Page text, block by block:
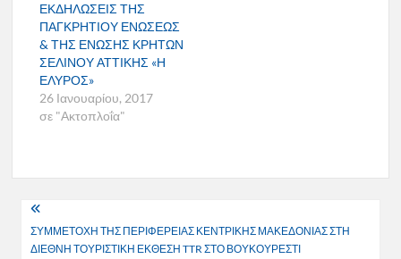
ΕΚΔΗΛΩΣΕΙΣ ΤΗΣ
ΠΑΓΚΡΗΤΙΟΥ ΕΝΩΣΕΩΣ
& ΤΗΣ ΕΝΩΣΗΣ ΚΡΗΤΩΝ
ΣΕΛΙΝΟΥ ΑΤΤΙΚΗΣ «Η
ΕΛΥΡΟΣ»
26 Ιανουαρίου, 2017
σε "Ακτοπλοΐα"
Πλοήγηση
άρθρων
ΣΥΜΜΕΤΟΧΗ ΤΗΣ ΠΕΡΙΦΕΡΕΙΑΣ ΚΕΝΤΡΙΚΗΣ ΜΑΚΕΔΟΝΙΑΣ ΣΤΗ
ΔΙΕΘΝΗ ΤΟΥΡΙΣΤΙΚΗ ΕΚΘΕΣΗ TTR ΣΤΟ ΒΟΥΚΟΥΡΕΣΤΙ